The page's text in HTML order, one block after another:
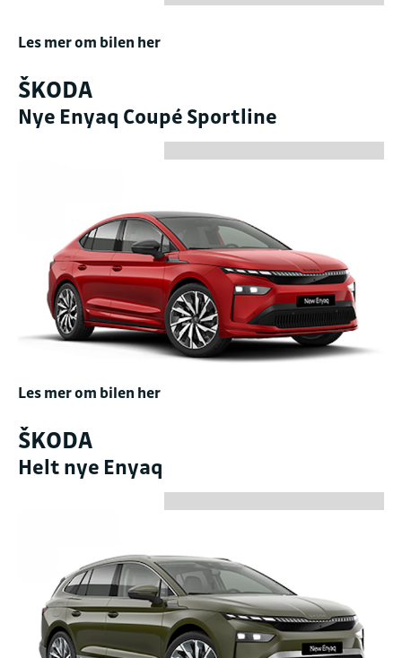
Les mer om bilen her
ŠKODA
Nye Enyaq Coupé Sportline
Les mer om bilen her
ŠKODA
Helt nye Enyaq